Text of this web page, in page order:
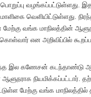
வழங்கப்பட்டுள்ளது.
வெளியிட்டுள்ளது.
வங்க மாநிலத்தின்
என அறிவிப்பில்
இல கணேசன் கடந்தாண்டு
ஆளுநராக நியமிக்கப்பட்டார்.
மேற்கு வங்க மாநிலத்தில்